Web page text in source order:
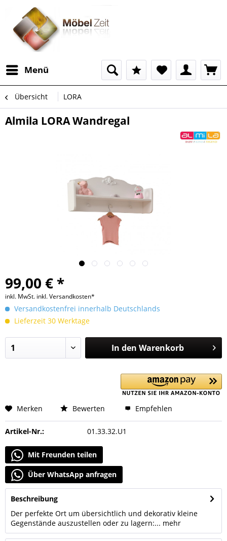
Menü
Übersicht LORA
Almila LORA Wandregal
99,00 € *
inkl. MwSt. inkl. Versandkosten*
Versandkostenfrei innerhalb Deutschlands
Lieferzeit 30 Werktage
In den Warenkorb
Merken Bewerten Empfehlen
Artikel-Nr.: 01.33.32.U1
Mit Freunden teilen
Über WhatsApp anfragen
Beschreibung
Der perfekte Ort um übersichtlich und dekorativ kleine
Gegenstände auszustellen oder zu lagern:... mehr